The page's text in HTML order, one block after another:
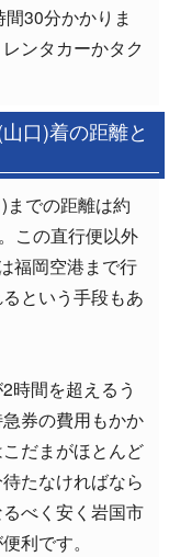
30分かかりま
ンタカーかタク
口)着の距離と
までの距離は約
この直行便以外
福岡空港まで行
という手段もあ
時間を超えるう
券の費用もかか
だまがほとんど
たなければなら
べく安く岩国市
利です。